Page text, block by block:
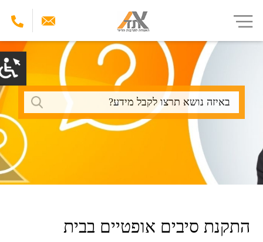
העיקרי
חיפוש
התקנת סיבים אופטיים בבית